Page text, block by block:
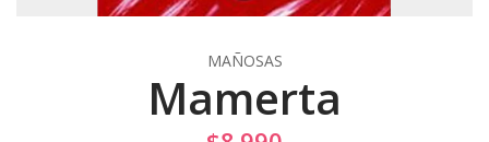
MAÑOSAS
Mamerta